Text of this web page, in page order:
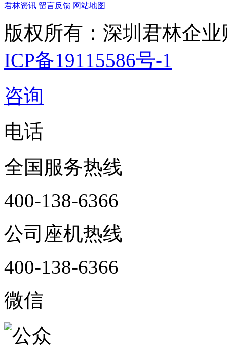
君林资讯 留言反馈 网站地图
版权所有：深圳君林企
ICP备19115586号-1
咨询
电话
全国服务热线
400-138-6366
公司座机热线
400-138-6366
微信